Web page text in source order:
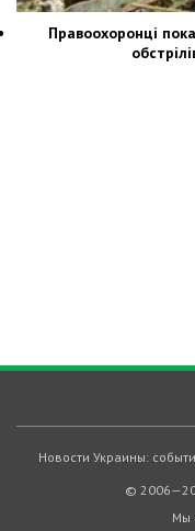
Правоохоронці
Новости Украины:
©
Мы